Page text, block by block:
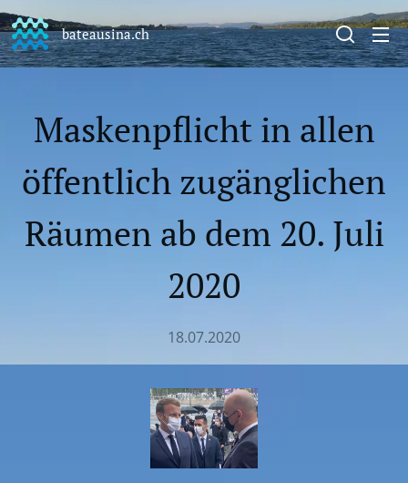
bateausina.ch
Maskenpflicht in allen
öffentlich zugänglichen
Räumen ab dem 20. Juli
2020
18.07.2020